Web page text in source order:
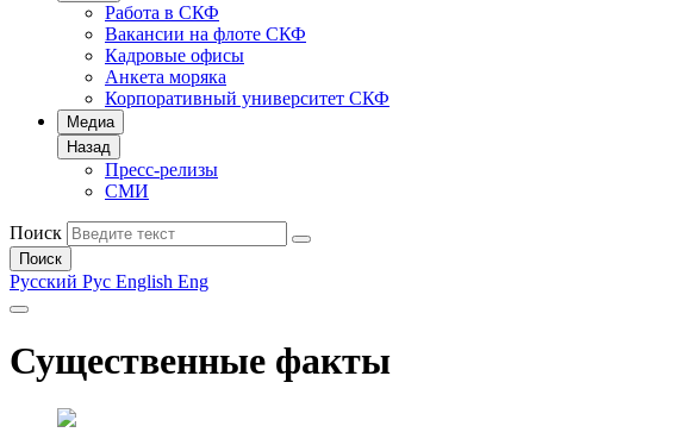
Работа в СКФ
Вакансии на флоте СКФ
Кадровые офисы
Анкета моряка
Корпоративный университет СКФ
Медиа
Назад
Пресс-релизы
СМИ
Поиск
Поиск
Русский Рус English Eng
Существенные факты